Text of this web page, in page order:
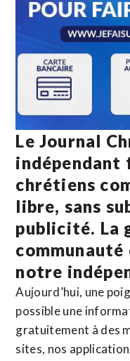
Le Journal
indépendant
chrétiens
libre, sans
publicité. La
notre
Aujourd’hui, une
possible une
gratuitement à des
sites, nos